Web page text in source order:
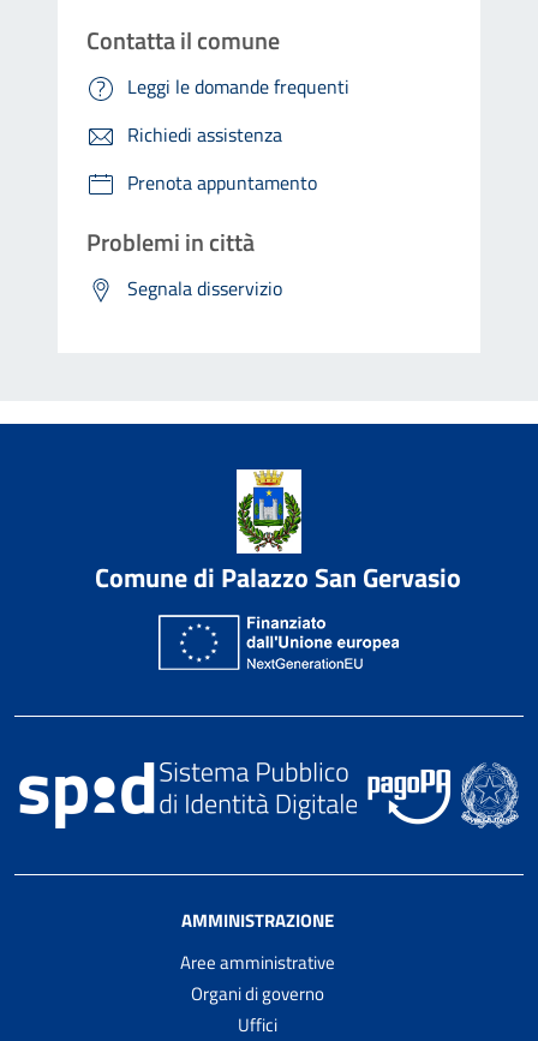
Contatta il comune
Leggi le domande frequenti
Richiedi assistenza
Prenota appuntamento
Problemi in città
Segnala disservizio
Comune di Palazzo San Gervasio
AMMINISTRAZIONE
Aree amministrative
Organi di governo
Uffici